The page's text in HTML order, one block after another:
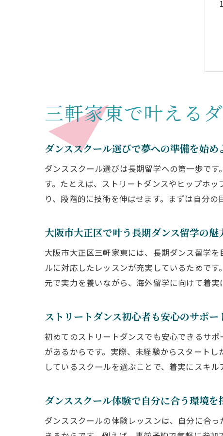
三軒家東で叶える
ダンススクール選びで夢への準備を始め
ダンススクール選びは長期留学への第一歩で
す。たとえば、ストリートダンスやヒップホ
り、段階的に技術を伸ばせます。まずは自分
大阪市大正区で叶う長期ダンス留学の魅
大阪市大正区三軒家東には、長期ダンス留学
ルに対応したレッスンが充実しているためで
元で実力を養いながら、海外留学に向けて着実
ストリートダンス初心者も安心のサポー
初めてのストリートダンスでも安心できるサ
があるからです。実際、未経験からスタート
しているスクールを選ぶことで、着実にスキ
ダンススクール体験で自分に合う環境を
ダンススクールの体験レッスンは、自分に合